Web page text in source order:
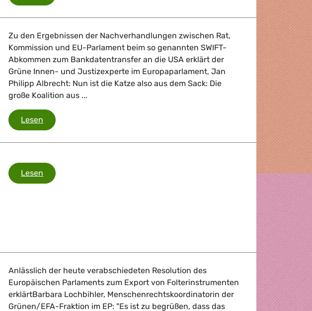
Zu den Ergebnissen der Nachverhandlungen zwischen Rat,
Kommission und EU-Parlament beim so genannten SWIFT-
Abkommen zum Bankdatentransfer an die USA erklärt der
Grüne Innen- und Justizexperte im Europaparlament, Jan
Philipp Albrecht: Nun ist die Katze also aus dem Sack: Die
große Koalition aus ...
Lesen Bankdaten-Abkommen
Lesen Europäischer Auswärtiger Dienst
Anlässlich der heute verabschiedeten Resolution des
Europäischen Parlaments zum Export von Folterinstrumenten
erklärtBarbara Lochbihler, Menschenrechtskoordinatorin der
Grünen/EFA-Fraktion im EP: "Es ist zu begrüßen, dass das